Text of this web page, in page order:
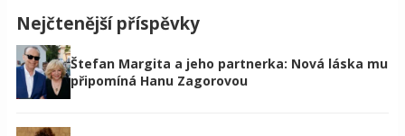
Nejčtenější příspěvky
Štefan Margita a jeho partnerka: Nová láska mu
připomíná Hanu Zagorovou